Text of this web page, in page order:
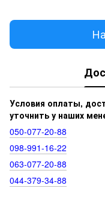
Условия оплаты,
уточнить у наших
050‑077‑20‑88
098‑991‑16‑22
063‑077‑20‑88
044‑379‑34‑88